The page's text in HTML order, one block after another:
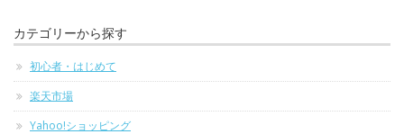
カテゴリーから探す
初心者・はじめて
楽天市場
Yahoo!ショッピング